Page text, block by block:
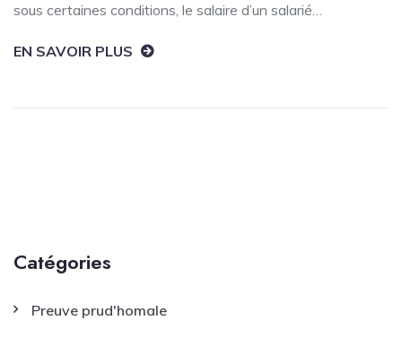
sous certaines conditions, le salaire d’un salarié…
EN SAVOIR PLUS
Catégories
Preuve prud'homale